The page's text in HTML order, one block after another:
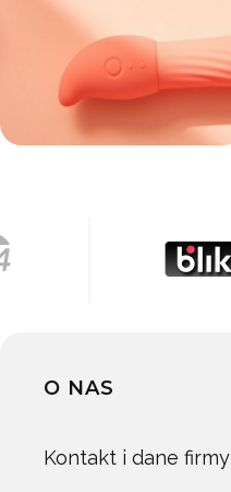
Linki w stopce
O NAS
Kontakt i dane firmy